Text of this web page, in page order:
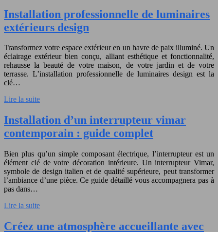
Installation professionnelle de luminaires
extérieurs design
Transformez votre espace extérieur en un havre de paix illuminé. Un
éclairage extérieur bien conçu, alliant esthétique et fonctionnalité,
rehausse la beauté de votre maison, de votre jardin et de votre
terrasse. L’installation professionnelle de luminaires design est la
clé…
Lire la suite
Installation d’un interrupteur vimar
contemporain : guide complet
Bien plus qu’un simple composant électrique, l’interrupteur est un
élément clé de votre décoration intérieure. Un interrupteur Vimar,
symbole de design italien et de qualité supérieure, peut transformer
l’ambiance d’une pièce. Ce guide détaillé vous accompagnera pas à
pas dans…
Lire la suite
Créez une atmosphère accueillante avec